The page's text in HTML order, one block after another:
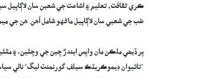
ڪري ثقافت، تعليم ۽ اشاعت جي شعبن سان لاڳاپيل
طب جي شعبي سان لاڳاپيل ماڻهو شامل آهن. هن جي ميمبرن جو تعداد 9900
پر ڏيھي ملڪن مان واپس ايندڙ چين جي وچئينء ۽
’تائيوان ڊيموڪريٽڪ سيلف گورنمنٽ ليگ‘ نالي